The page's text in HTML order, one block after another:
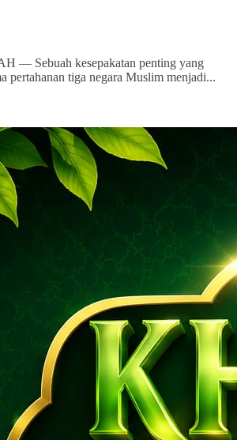
— Sebuah kesepakatan penting yang
pertahanan tiga negara Muslim menjadi...